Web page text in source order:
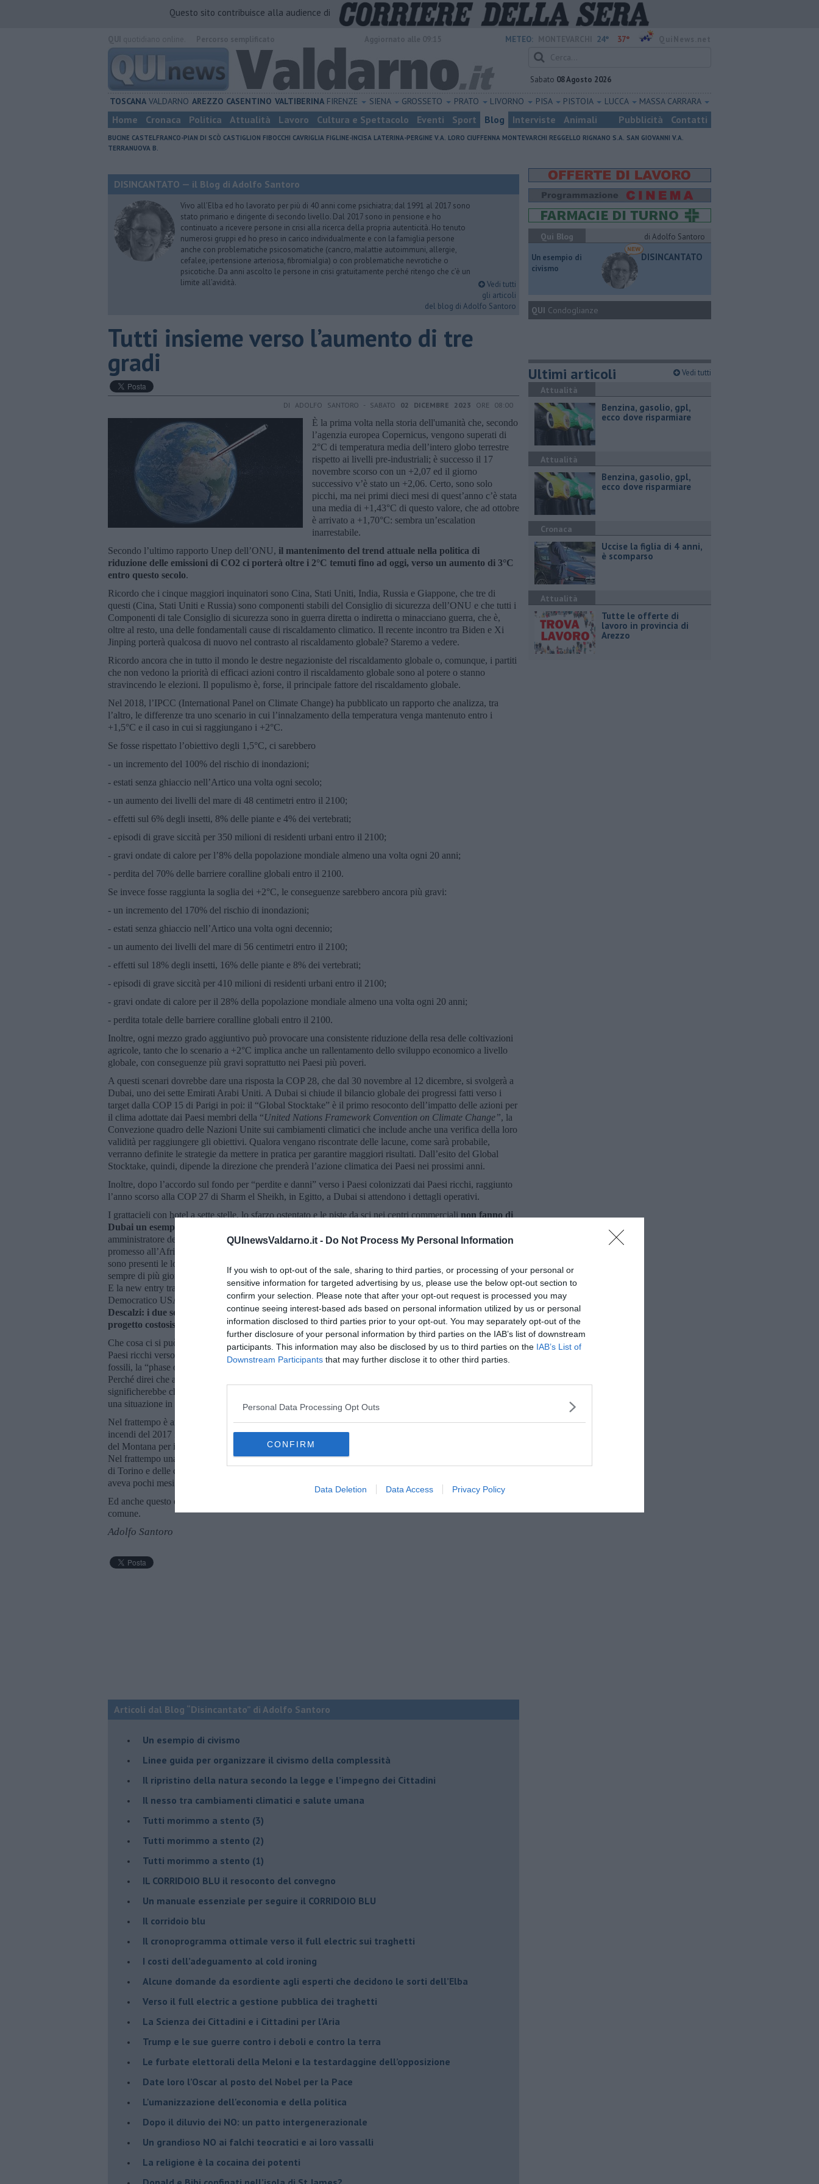
QUInewsValdarno.it - Do Not Process My Personal Information
If you wish to opt-out of the sale, sharing to third parties, or processing of your personal or
sensitive information for targeted advertising by us, please use the below opt-out section to
confirm your selection. Please note that after your opt-out request is processed you may
continue seeing interest-based ads based on personal information utilized by us or personal
information disclosed to third parties prior to your opt-out. You may separately opt-out of the
further disclosure of your personal information by third parties on the IAB’s list of downstream
participants. This information may also be disclosed by us to third parties on the IAB’s List of
Downstream Participants that may further disclose it to other third parties.
Personal Data Processing Opt Outs
CONFIRM
Data Deletion Data Access Privacy Policy
Questo sito contribuisce alla audience di
METEO: 24° 37°
Sabato 08 Agosto 2026
TOSCANA VALDARNO AREZZO CASENTINO VALTIBERINA FIRENZE SIENA GROSSETO PRATO LIVORNO PISA PISTOIA LUCCA MASSA CARRARA
Home Cronaca Politica Attualità Lavoro Cultura e Spettacolo Eventi Sport Blog Interviste Animali Pubblicità Contatti
BUCINE CASTELFRANCO-PIAN DI SCÒ CASTIGLION FIBOCCHI CAVRIGLIA FIGLINE-INCISA LATERINA-PERGINE V.A. LORO CIUFFENNA MONTEVARCHI REGGELLO RIGNANO S.A. SAN GIOVANNI V.A.
TERRANUOVA B.
DISINCANTATO — il Blog di Adolfo Santoro
Vivo all’Elba ed ho lavorato per più di 40 anni come psichiatra; dal 1991 al 2017 sono
stato primario e dirigente di secondo livello. Dal 2017 sono in pensione e ho
continuato a ricevere persone in crisi alla ricerca della propria autenticità. Ho tenuto
numerosi gruppi ed ho preso in carico individualmente e con la famiglia persone
anche con problematiche psicosomatiche (cancro, malattie autoimmuni, allergie,
cefalee, ipertensione arteriosa, fibromialgia) o con problematiche nevrotiche o
psicotiche. Da anni ascolto le persone in crisi gratuitamente perché ritengo che c’è un
limite all’avidità.
Vedi tutti
gli articoli
del blog di Adolfo Santoro
​Tutti insieme verso l’aumento di tre
gradi
DI ADOLFO SANTORO - SABATO 02 DICEMBRE 2023 ORE 08:00
È la prima volta nella storia dell'umanità che, secondo
l’agenzia europea Copernicus, vengono superati di
2°C di temperatura media dell’intero globo terrestre
rispetto ai livelli pre-industriali; è successo il 17
novembre scorso con un +2,07 ed il giorno
successivo v’è stato un +2,06. Certo, sono solo
picchi, ma nei primi dieci mesi di quest’anno c’è stata
una media di +1,43°C di questo valore, che ad ottobre
è arrivato a +1,70°C: sembra un’escalation
inarrestabile.
Secondo l’ultimo rapporto Unep dell’ONU, il mantenimento del trend attuale nella politica di
riduzione delle emissioni di CO2 ci porterà oltre i 2°C temuti fino ad oggi, verso un aumento di 3°C
entro questo secolo.
Ricordo che i cinque maggiori inquinatori sono Cina, Stati Uniti, India, Russia e Giappone, che tre di
questi (Cina, Stati Uniti e Russia) sono componenti stabili del Consiglio di sicurezza dell’ONU e che tutti i
Componenti di tale Consiglio di sicurezza sono in guerra diretta o indiretta o minacciano guerra, che è,
oltre al resto, una delle fondamentali cause di riscaldamento climatico. Il recente incontro tra Biden e Xi
Jinping porterà qualcosa di nuovo nel contrasto al riscaldamento globale? Staremo a vedere.
Ricordo ancora che in tutto il mondo le destre negazioniste del riscaldamento globale o, comunque, i partiti
che non vedono la priorità di efficaci azioni contro il riscaldamento globale sono al potere o stanno
stravincendo le elezioni. Il populismo è, forse, il principale fattore del riscaldamento globale.
Nel 2018, l’IPCC (International Panel on Climate Change) ha pubblicato un rapporto che analizza, tra
l’altro, le differenze tra uno scenario in cui l’innalzamento della temperatura venga mantenuto entro i
+1,5°C e il caso in cui si raggiungano i +2°C.
Se fosse rispettato l’obiettivo degli 1,5°C, ci sarebbero
- un incremento del 100% del rischio di inondazioni;
- estati senza ghiaccio nell’Artico una volta ogni secolo;
- un aumento dei livelli del mare di 48 centimetri entro il 2100;
- effetti sul 6% degli insetti, 8% delle piante e 4% dei vertebrati;
- episodi di grave siccità per 350 milioni di residenti urbani entro il 2100;
- gravi ondate di calore per l’8% della popolazione mondiale almeno una volta ogni 20 anni;
- perdita del 70% delle barriere coralline globali entro il 2100.
Se invece fosse raggiunta la soglia dei +2°C, le conseguenze sarebbero ancora più gravi:
- un incremento del 170% del rischio di inondazioni;
- estati senza ghiaccio nell’Artico una volta ogni decennio;
- un aumento dei livelli del mare di 56 centimetri entro il 2100;
- effetti sul 18% degli insetti, 16% delle piante e 8% dei vertebrati;
- episodi di grave siccità per 410 milioni di residenti urbani entro il 2100;
- gravi ondate di calore per il 28% della popolazione mondiale almeno una volta ogni 20 anni;
- perdita totale delle barriere coralline globali entro il 2100.
Inoltre, ogni mezzo grado aggiuntivo può provocare una consistente riduzione della resa delle coltivazioni
agricole, tanto che lo scenario a +2°C implica anche un rallentamento dello sviluppo economico a livello
globale, con conseguenze più gravi soprattutto nei Paesi più poveri.
A questi scenari dovrebbe dare una risposta la COP 28, che dal 30 novembre al 12 dicembre, si svolgerà a
Dubai, uno dei sette Emirati Arabi Uniti. A Dubai si chiude il bilancio globale dei progressi fatti verso i
target dalla COP 15 di Parigi in poi: il “Global Stocktake” è il primo resoconto dell’impatto delle azioni per
il clima adottate dai Paesi membri della “United Nations Framework Convention on Climate Change”, la
Convezione quadro delle Nazioni Unite sui cambiamenti climatici che include anche una verifica della loro
validità per raggiungere gli obiettivi. Qualora vengano riscontrate delle lacune, come sarà probabile,
verranno definite le strategie da mettere in pratica per garantire maggiori risultati. Dall’esito del Global
Stocktake, quindi, dipende la direzione che prenderà l’azione climatica dei Paesi nei prossimi anni.
Inoltre, dopo l’accordo sul fondo per “perdite e danni” verso i Paesi colonizzati dai Paesi ricchi, raggiunto
l’anno scorso alla COP 27 di Sharm el Sheikh, in Egitto, a Dubai si attendono i dettagli operativi.
I grattacieli con hotel a sette stelle, lo sfarzo ostentato e le piste da sci nei centri commerciali non fanno di
Dubai un esempio di sostenibilità. Inoltre la COP28 sarà presieduta da Sultan Ahmed Al Jaber,
amministratore delegato della compagnia petrolifera statale. Se, da una parte, nei mesi scorsi Dubai ha
promesso all’Africa 5 miliardi per la cooperazione climatica, sempre di più in ognuna delle recenti COP
sono presenti le lobby del petrolio, sempre di più sono vietate le proteste al di fuori dell’area di COP,
sempre di più giornalisti e partecipanti sono sottoposti ad un controllo che limita la libertà d’informazione.
E la new entry tra i lobbisti è senz’altro la coppia, rappresentata dal decotto candidato per il Partito
Democratico USA del 2004, John Kerry, e dal rampanteamministratore delegato di Eni, Claudio
Descalzi: i due sono impegnati a raccogliere consensi e soldi per realizzare la fusione nucleare,
progetto costosissimo e dai tempi di realizzazione inimmaginabili.
Che cosa ci si può aspettare di buono in questa kermesse e che vada al di là dell’aspetto caritatevole dei
Paesi ricchi verso i Paesi poveri? Che la dichiarazione finale sia centrata sull’eliminazione di tutte le fonti
fossili, la “phase out”. Che sia implementato l’aiuto in funzione ecologica ai Paesi poveri. E non vado oltre!
Perché direi che ad ogni Paese dovrebbe essere assegnata una quota equa di emissioni, ma questo
significherebbe che sia riconosciuta all’ONU ed agli scienziati che fanno capo ad esso un’autorevolezza in
una situazione in cui la nave sta affondando.
Nel frattempo è ancora arenata la causa davanti alla Corte Europea, intentata da sei giovani dopo gli
incendi del 2017 in Portogallo. Nel frattempo un altro gruppo di giovani ha intentato causa allo stato USA
del Montana per i ripetuti incendi avvenuti, come conseguenza del riscaldamento globale, durante il 2022.
Nel frattempo una giovane donna di Torino ha intentato causa alla Regione Piemonte in ragione dello smog
di Torino e delle conseguenti problematiche respiratorie di cui soffre suo figlio di 6 anni fin da quando
aveva pochi mesi.
Ed anche questo è un modo di indurre a ragionare chi dovrebbe essere al potere per ragionare del bene
comune.
Adolfo Santoro
Articoli dal Blog “Disincantato” di Adolfo Santoro
​Un esempio di civismo
​Linee guida per organizzare il civismo della complessità
​Il ripristino della natura secondo la legge e l’impegno dei Cittadini
Il nesso tra cambiamenti climatici e salute umana
Tutti morimmo a stento (3)
Tutti morimmo a stento (2)
​Tutti morimmo a stento (1)
IL CORRIDOIO BLU il resoconto del convegno
Un manuale essenziale per seguire il CORRIDOIO BLU
Il corridoio blu
​Il cronoprogramma ottimale verso il full electric sui traghetti
​I costi dell’adeguamento al cold ironing
Alcune domande da esordiente agli esperti che decidono le sorti dell’Elba
Verso il full electric a gestione pubblica dei traghetti​
​La Scienza dei Cittadini e i Cittadini per l’Aria
Trump e le sue guerre contro i deboli e contro la terra
​Le furbate elettorali della Meloni e la testardaggine dell’opposizione
​Date loro l’Oscar al posto del Nobel per la Pace
L'umanizzazione dell'economia e della politica
​Dopo il diluvio dei NO: un patto intergenerazionale
​Un grandioso NO ai falchi teocratici e ai loro vassalli
La religione è la cocaina dei potenti
Qui Blog
di Adolfo Santoro
​Un esempio di
civismo
DISINCANTATO
QUI Condoglianze
Ultimi articoli Vedi tutti
Attualità
​Benzina, gasolio, gpl,
ecco dove risparmiare
Attualità
​Benzina, gasolio, gpl,
ecco dove risparmiare
Cronaca
Uccise la figlia di 4 anni,
è scomparso
Attualità
​Tutte le offerte di
lavoro in provincia di
Arezzo